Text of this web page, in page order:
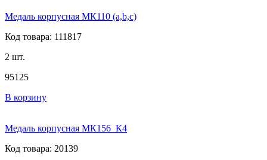
Медаль корпусная МК110 (а,b,c)
Код товара: 111817
2 шт.
95125
В корзину
Медаль корпусная МК156_К4
Код товара: 20139